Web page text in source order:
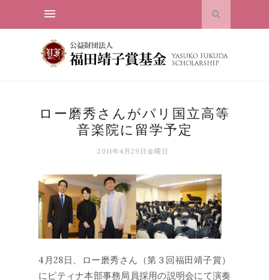
ロー磨秀さんがパリ国立高等
音楽院に留学予定
2011年4月29日金曜日
4月28日、ロー磨秀さん（第３回福田靖子賞）
にピティナ本部事務局員採用の説明会にて演奏